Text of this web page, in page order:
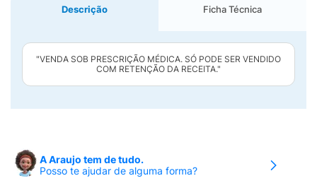
Descrição Ficha Técnica
"VENDA SOB PRESCRIÇÃO MÉDICA. SÓ PODE SER VENDIDO
COM RETENÇÃO DA RECEITA."
A Araujo tem de tudo.
Posso te ajudar de alguma forma?